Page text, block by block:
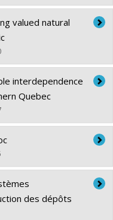
valued natural
interdependence
Quebec
des dépôts